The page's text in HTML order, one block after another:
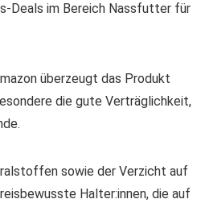
Deals im Bereich Nassfutter für
überzeugt das Produkt
die gute Verträglichkeit,
sowie der Verzicht auf
Halter:innen, die auf